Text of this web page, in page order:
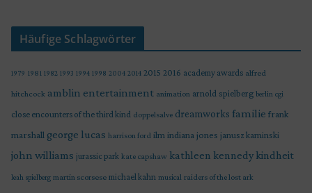
Häufige Schlagwörter
1979 1981 1982 1993 1994 1998 2004 2014 2015 2016 academy awards alfred
hitchcock amblin entertainment animation arnold spielberg berlin cgi
close encounters of the third kind doppelsalve dreamworks familie frank
marshall george lucas harrison ford ilm indiana jones janusz kaminski
john williams jurassic park kate capshaw kathleen kennedy kindheit
leah spielberg martin scorsese michael kahn musical raiders of the lost ark